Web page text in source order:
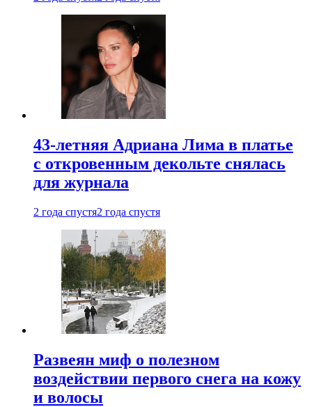
43-летняя Адриана Лима в платье
с откровенным декольте снялась
для журнала
2 года спустя2 года спустя
Развеян миф о полезном
воздействии первого снега на кожу
и волосы